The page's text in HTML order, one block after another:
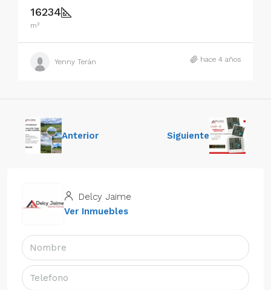
16234
m²
Yenny Terán hace 4 años
Anterior Siguiente
Delcy Jaime
Ver Inmuebles